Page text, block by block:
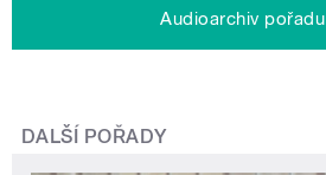
Audioarchiv pořadu
DALŠÍ POŘADY